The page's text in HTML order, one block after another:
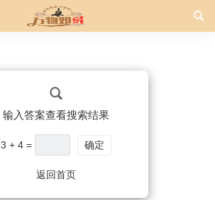
输入答案查看搜索结果
3 + 4 = 确定
返回首页